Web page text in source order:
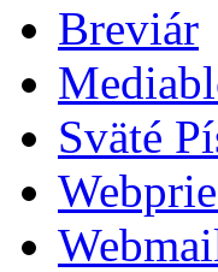
Breviár
Sväté